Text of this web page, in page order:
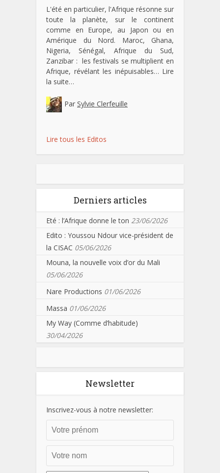
L'été en particulier, l'Afrique résonne sur
toute la planète, sur le continent
comme en Europe, au Japon ou en
Amérique du Nord. Maroc, Ghana,
Nigeria, Sénégal, Afrique du Sud,
Zanzibar : les festivals se multiplient en
Afrique, révélant les inépuisables… Lire
la suite…
Par Sylvie Clerfeuille
Lire tous les Editos
Derniers articles
Eté : l’Afrique donne le ton 23/06/2026
Edito : Youssou Ndour vice-président de
la CISAC 05/06/2026
Mouna, la nouvelle voix d’or du Mali
05/06/2026
Nare Productions 01/06/2026
Massa 01/06/2026
My Way (Comme d’habitude)
30/04/2026
Newsletter
Inscrivez-vous à notre newsletter: